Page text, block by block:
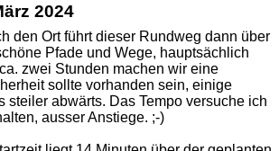
2024
den Ort führt dieser Rundweg dann über
Pfade und Wege, hauptsächlich
zwei Stunden machen wir eine
sollte vorhanden sein, einige
steiler abwärts. Das Tempo versuche ich
ausser Anstiege. ;-)